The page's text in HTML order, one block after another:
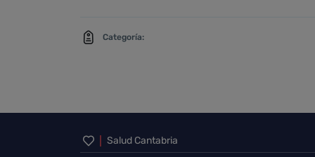
Categoría:
Inicio del pie de página
Salud Cantabria